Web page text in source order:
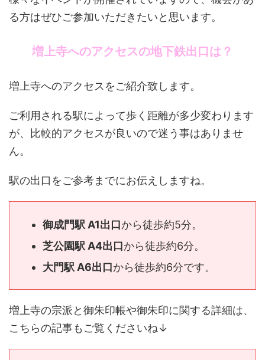
る方はぜひご参加いただきたいと思います。
増上寺へのアクセスの地下鉄出口は？
増上寺へのアクセスをご紹介致します。
ご利用される駅によって歩く距離が多少変わります
が、比較的アクセスが良いので迷う事はありませ
ん。
駅の出口をご参考までにお伝えしますね。
御成門駅 A1出口から徒歩約5分。
芝公園駅 A4出口から徒歩約6分。
大門駅 A6出口から徒歩約6分です。
増上寺の宗派と御朱印帳や御朱印に関する詳細は、
こちらの記事もご覧くださいね↓